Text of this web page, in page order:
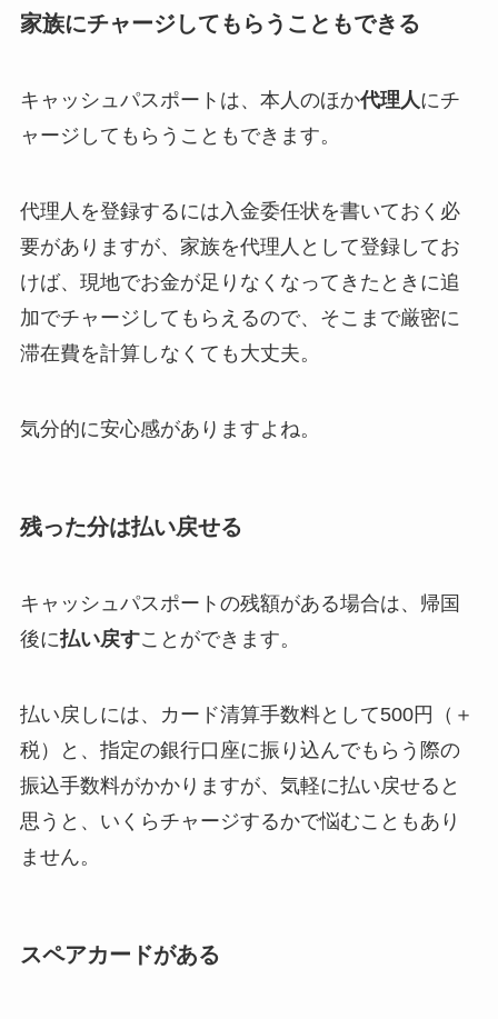
家族にチャージしてもらうこともできる
キャッシュパスポートは、本人のほか代理人にチ
ャージしてもらうこともできます。
代理人を登録するには入金委任状を書いておく必
要がありますが、家族を代理人として登録してお
けば、現地でお金が足りなくなってきたときに追
加でチャージしてもらえるので、そこまで厳密に
滞在費を計算しなくても大丈夫。
気分的に安心感がありますよね。
残った分は払い戻せる
キャッシュパスポートの残額がある場合は、帰国
後に払い戻すことができます。
払い戻しには、カード清算手数料として500円（＋
税）と、指定の銀行口座に振り込んでもらう際の
振込手数料がかかりますが、気軽に払い戻せると
思うと、いくらチャージするかで悩むこともあり
ません。
スペアカードがある